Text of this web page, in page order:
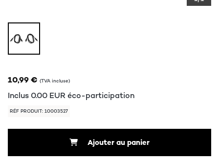
10,99 € (TVA incluse)
Inclus 0.00 EURéco-participation
RÉF PRODUIT: 10003527
Ajouter au panier